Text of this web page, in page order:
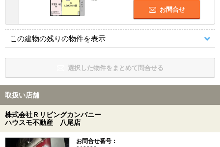
お問合せ
この建物の残りの物件を表示
選択した物件をまとめて問合せる
取扱い店舗
株式会社Ｒリビングカンパニー
ハウスモ不動産 八尾店
お問合せ番号：